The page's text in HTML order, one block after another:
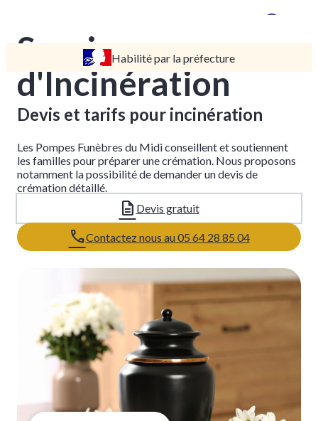
DEVIS
DÉMARCHES
CRÉMATION / INCINÉRATION
ORGANISATION / PRÉPARATION
URGENCE / ASSISTANCE
PINSAGUEL
Habilité par la préfecture
Services
d'Incinération
Devis et tarifs pour incinération
Les Pompes Funèbres du Midi conseillent et soutiennent
les familles pour préparer une crémation. Nous proposons
notamment la possibilité de demander un devis de
crémation détaillé.
Devis gratuit
Contactez nous au 05 64 28 85 04